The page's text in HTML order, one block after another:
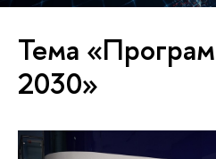
Тема
2030»